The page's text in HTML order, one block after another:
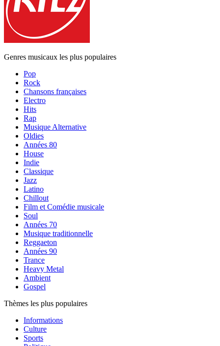
Genres musicaux les plus populaires
Pop
Rock
Chansons françaises
Electro
Hits
Rap
Musique Alternative
Oldies
Années 80
House
Indie
Classique
Jazz
Latino
Chillout
Film et Comédie musicale
Soul
Années 70
Musique traditionnelle
Reggaeton
Années 90
Trance
Heavy Metal
Ambient
Gospel
Thèmes les plus populaires
Informations
Culture
Sports